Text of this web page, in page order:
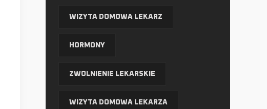
WIZYTA DOMOWA LEKARZ
HORMONY
ZWOLNIENIE LEKARSKIE
WIZYTA DOMOWA LEKARZA